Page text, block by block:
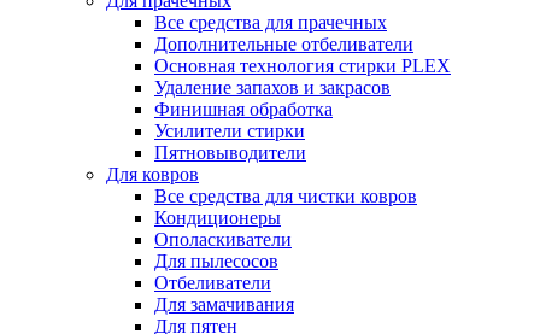
Все средства для прачечных
Дополнительные отбеливатели
Основная технология стирки PLEX
Удаление запахов и закрасов
Финишная обработка
Усилители стирки
Пятновыводители
Для ковров
Все средства для чистки ковров
Кондиционеры
Ополаскиватели
Для пылесосов
Отбеливатели
Для замачивания
Для пятен